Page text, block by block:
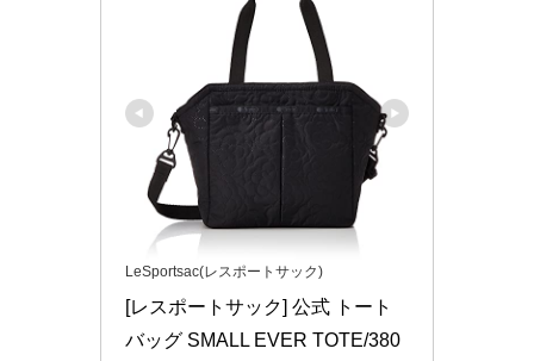
LeSportsac(レスポートサック)
[レスポートサック] 公式 トート
バッグ SMALL EVER TOTE/380